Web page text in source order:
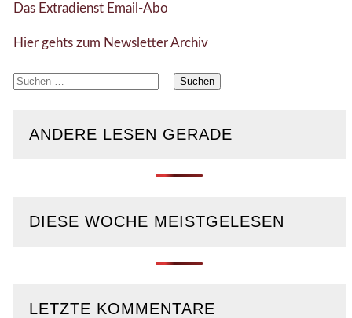
Das Extradienst Email-Abo
Hier gehts zum Newsletter Archiv
Suchen
ANDERE LESEN GERADE
DIESE WOCHE MEISTGELESEN
LETZTE KOMMENTARE